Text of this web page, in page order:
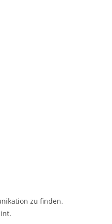
zu finden.